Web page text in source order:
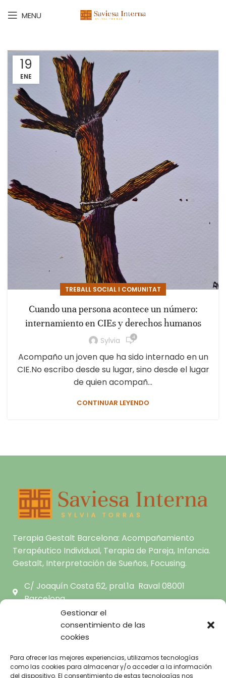
Gestionar el
consentimiento de las
cookies
Para ofrecer las mejores experiencias, utilizamos tecnologías
como las cookies para almacenar y/o acceder a la información
del dispositivo. El consentimiento de estas tecnologías nos
MENU
19
ENE
TREBALL SOCIAL I COMUNITAT
Cuando una persona acontece un número:
internamiento en CIEs y derechos humanos
Sylvia 4
Acompaño un joven que ha sido internado en un
CIE.No escribo desde su lugar, sino desde el lugar
de quien acompañ...
CONTINUAR LEYENDO
Terapia Gestalt Barcelona: Acompañamiento
Terapéutico Individual, Terapia de Pareja, Infancia.
Gestalt, Interpretación de Sueños, Focusing.
C/ Joaquín Costa 62, pral.1a Raval 08001
Barcelona
hola@saviesainterna.com
665.681.444
INICIO
SOBRE MI
AVISO LEGAL